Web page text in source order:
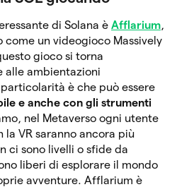
di Solana è Afflarium,
come un videogioco Massively
gioco si torna
alle ambientazioni
è che può essere
e anche con gli strumenti
nel Metaverso ogni utente
la VR saranno ancora più
ci sono livelli o sfide da
liberi di esplorare il mondo
avventure. Afflarium è